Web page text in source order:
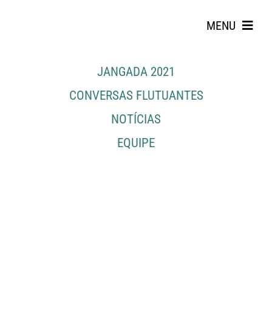
MENU
JANGADA 2021
CONVERSAS FLUTUANTES
NOTÍCIAS
EQUIPE